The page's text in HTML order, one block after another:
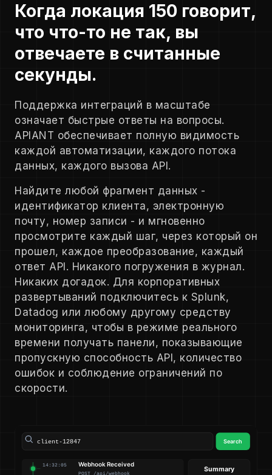
Когда локация 150 говорит,
что что-то не так, вы
отвечаете в считанные
секунды.
Поддержка интеграций в масштабе
означает быстрые ответы на вопросы.
APIANT обеспечивает полную видимость
каждой автоматизации, каждого потока
данных, каждого вызова API.
Найдите любой фрагмент данных -
идентификатор клиента, электронную
почту, номер записи - и мгновенно
просмотрите каждый шаг, через который он
прошел, каждое преобразование, каждый
ответ API. Никакого погружения в журнал.
Никаких догадок. Для корпоративных
развертываний подключитесь к Splunk,
Datadog или любому другому средству
мониторинга, чтобы в режиме реального
времени получать панели, показывающие
пропускную способность API, количество
ошибок и соблюдение ограничений по
скорости.